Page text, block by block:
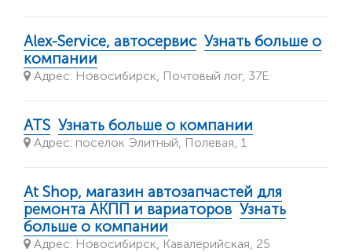
Alex-Service, автосервис Узнать больше о
компании
Адрес: Новосибирск, Почтовый лог, 37Е
ATS Узнать больше о компании
Адрес: поселок Элитный, Полевая, 1
At Shop, магазин автозапчастей для
ремонта АКПП и вариаторов Узнать
больше о компании
Адрес: Новосибирск, Кавалерийская, 25